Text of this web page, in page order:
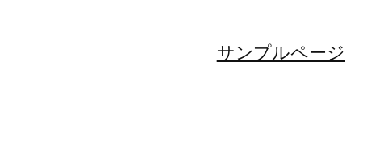
サンプルページ